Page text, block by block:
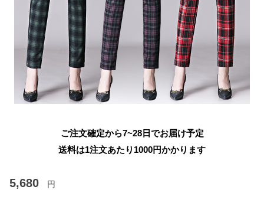
ご注文確定から7~28日でお届け予定
送料は1注文あたり 1000円かかります
5,680 円